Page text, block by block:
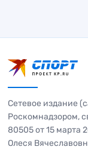
Сетевое издание
Роскомнадзором,
80505 от 15 марта
Олеся